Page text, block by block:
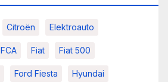
Citroën Elektroauto
FCA Fiat Fiat 500
Ford Fiesta Hyundai